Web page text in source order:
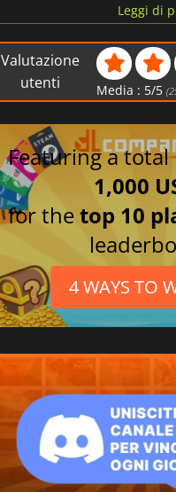
semplificato
Polacco
Francese
Tedesco
Leggi di
Valutazione
utenti
Media : 5/5 (
Featuring a
1,000
for thetop 10
4 WAYS TO